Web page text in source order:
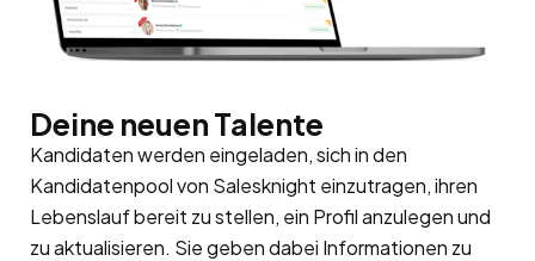
Deine neuen Talente
Kandidaten werden eingeladen, sich in den
Kandidatenpool von Salesknight einzutragen, ihren
Lebenslauf bereit zu stellen, ein Profil anzulegen und
zu aktualisieren. Sie geben dabei Informationen zu